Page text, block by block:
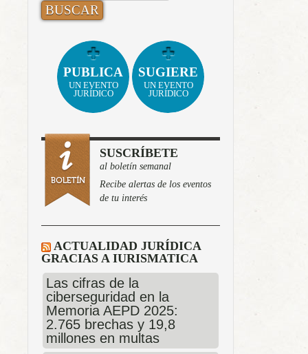
PUBLICA
UN EVENTO
JURÍDICO
SUGIERE
UN EVENTO
JURÍDICO
SUSCRÍBETE
al boletín semanal
Recibe alertas de los eventos
de tu interés
ACTUALIDAD JURÍDICA
GRACIAS A IURISMATICA
Las cifras de la
ciberseguridad en la
Memoria AEPD 2025:
2.765 brechas y 19,8
millones en multas